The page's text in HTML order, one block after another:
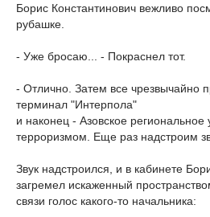
Борис Константинович вежливо
рубашке.
- Уже бросаю... - Покраснел тот.
- Отлично. Затем все чрезвычайно
терминал "Интерпола"
и наконец - Азовское
терроризмом. Еще раз надстроим
Звук надстроился, и в кабинете
загремел искаженный
связи голос какого-то начальника: